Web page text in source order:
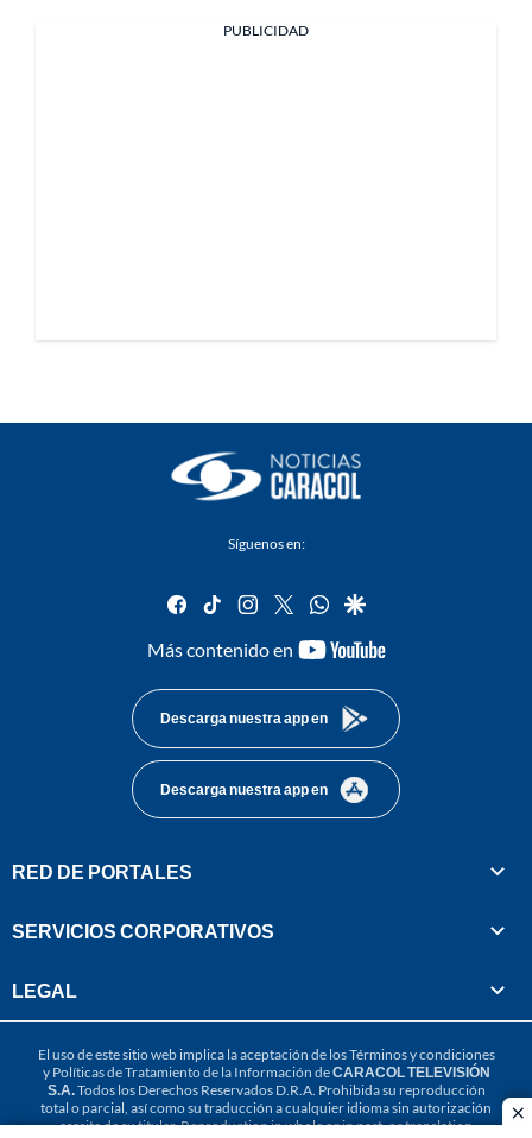
PUBLICIDAD
Síguenos en:
facebook
tiktok instagram
twitterwhatsapp
google
Más contenido en
youtube-
Descarga nuestra app en
Descarga nuestra app en
RED DE PORTALES
SERVICIOS CORPORATIVOS
LEGAL
El uso de este sitio web implica la aceptación de losTérminos y condiciones
y Políticas de Tratamiento de la Información deCARACOL TELEVISIÓN
S.A.Todos los Derechos Reservados D.R.A. Prohibida su reproducción
total o parcial, así como su traducción a cualquier idioma sin autorización
escrita de su titular. Reproduction in whole or in part, or translation